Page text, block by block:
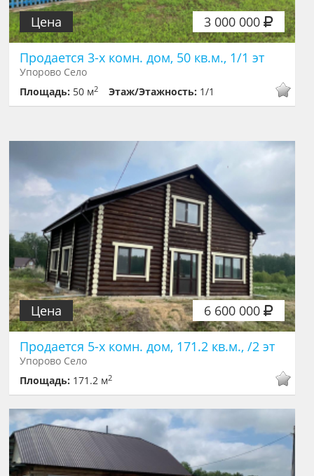
3 000 000
Цена
Продается 3-х комн. дом, 50 кв.м., 1/1 эт
Упорово Село
Площадь: 50 м2 Этаж/Этажность: 1/1
6 600 000
Цена
Продается 5-х комн. дом, 171.2 кв.м., /2 эт
Упорово Село
Площадь: 171.2 м2